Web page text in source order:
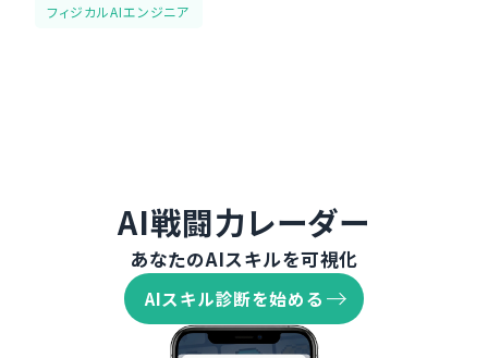
フィジカルAIエンジニア
AI戦闘力レーダー
あなたのAIスキルを可視化
AIスキル診断を始める